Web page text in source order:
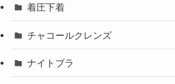
着圧下着
チャコールクレンズ
ナイトブラ